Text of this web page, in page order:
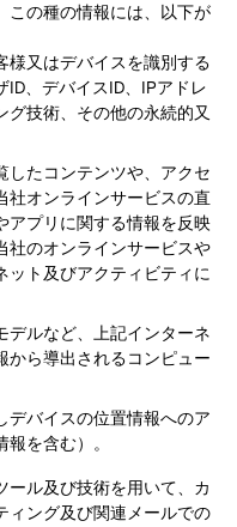
この種の情報には、以下が
様又はデバイスを識別する
ID、デバイスID、IPアドレ
グ技術、その他の永続的又
したコンテンツや、アクセ
社オンラインサービスの直
アプリに関する情報を反映
社のオンラインサービスや
ット及びアクティビティに
デルなど、上記インターネ
から導出されるコンピュー
デバイスの位置情報へのア
を含む）。
ール及び技術を用いて、カ
ィング及び関連メールでの